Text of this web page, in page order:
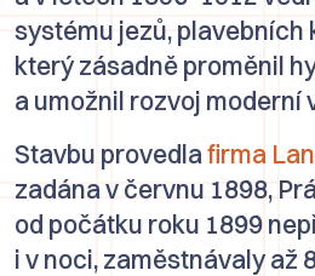
systému jezů, plavebních
který zásadně proměnil
a umožnil rozvoj moderní
Stavbu provedlafirma
zadána v červnu 1898,
od počátku roku 1899
i v noci, zaměstnávaly až